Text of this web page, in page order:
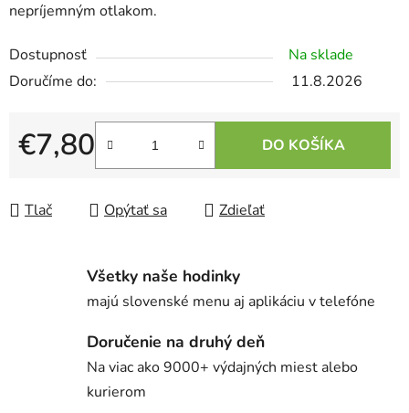
nepríjemným otlakom.
Dostupnosť
Na sklade
11.8.2026
€7,80
Jednotková cena:
DO KOŠÍKA
Tlač Opýtať sa Zdieľať
Všetky naše hodinky
majú slovenské menu aj aplikáciu v telefóne
Doručenie na druhý deň
Na viac ako 9000+ výdajných miest alebo
kurierom